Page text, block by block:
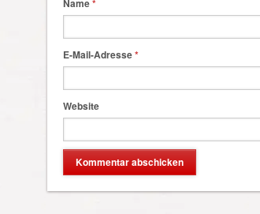
Name*
E-Mail-Adresse*
Website